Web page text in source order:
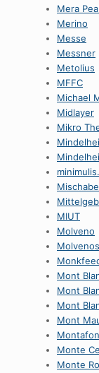
Mera
Merino
Messe
Messner
Metolius
MFFC
Michael
Midlayer
Mikro
MIUT
Molveno
Mont
Mont
Mont
Mont
Montafon
Monte
Monte